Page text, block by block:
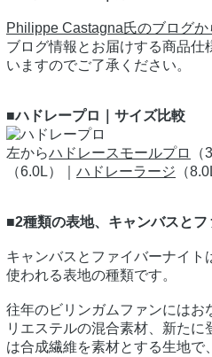
Philippe Castagna氏のブログ
ブログ情報とお届けする商品
いますのでご了承ください。
■ハドレープロ｜サイズ比較
左からハドレースモールプロ
（6.0L）｜ ハドレーラージ （
■2種類の表地、キャンバスと
キャンバスとファイバーナイト
使われる表地の種類です。
往年のビリンガムファンにはお
リエステルの混合素材、新たに
は合成繊維を素材とする生地